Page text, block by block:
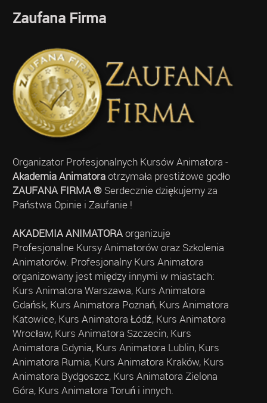
Zaufana Firma
Organizator Profesjonalnych Kursów Animatora -
Akademia Animatoraotrzymała prestiżowe godło
ZAUFANA FIRMA ®Serdecznie dziękujemy za
Państwa Opinie i Zaufanie !
AKADEMIA ANIMATORAorganizuje
Profesjonalne Kursy Animatorów oraz Szkolenia
Animatorów. Profesjonalny Kurs Animatora
organizowany jest między innymi w miastach:
Kurs Animatora Warszawa, Kurs Animatora
Gdańsk, Kurs Animatora Poznań, Kurs Animatora
Katowice, Kurs Animatora Łódź, Kurs Animatora
Wrocław, Kurs Animatora Szczecin, Kurs
Animatora Gdynia, Kurs Animatora Lublin, Kurs
Animatora Rumia, Kurs Animatora Kraków, Kurs
Animatora Bydgoszcz, Kurs Animatora Zielona
Góra, Kurs Animatora Toruń i innych.